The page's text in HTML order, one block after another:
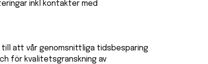
inkl kontakter med
att vår genomsnittliga tidsbesparing
för kvalitetsgranskning av